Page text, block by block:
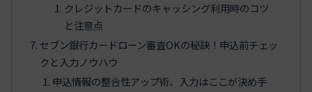
クレジットカードのキャッシング利用時のコツ
と注意点
セブン銀行カードローン審査OKの秘訣！申込前チェッ
クと入力ノウハウ
申込情報の整合性アップ術、入力はここが決め手